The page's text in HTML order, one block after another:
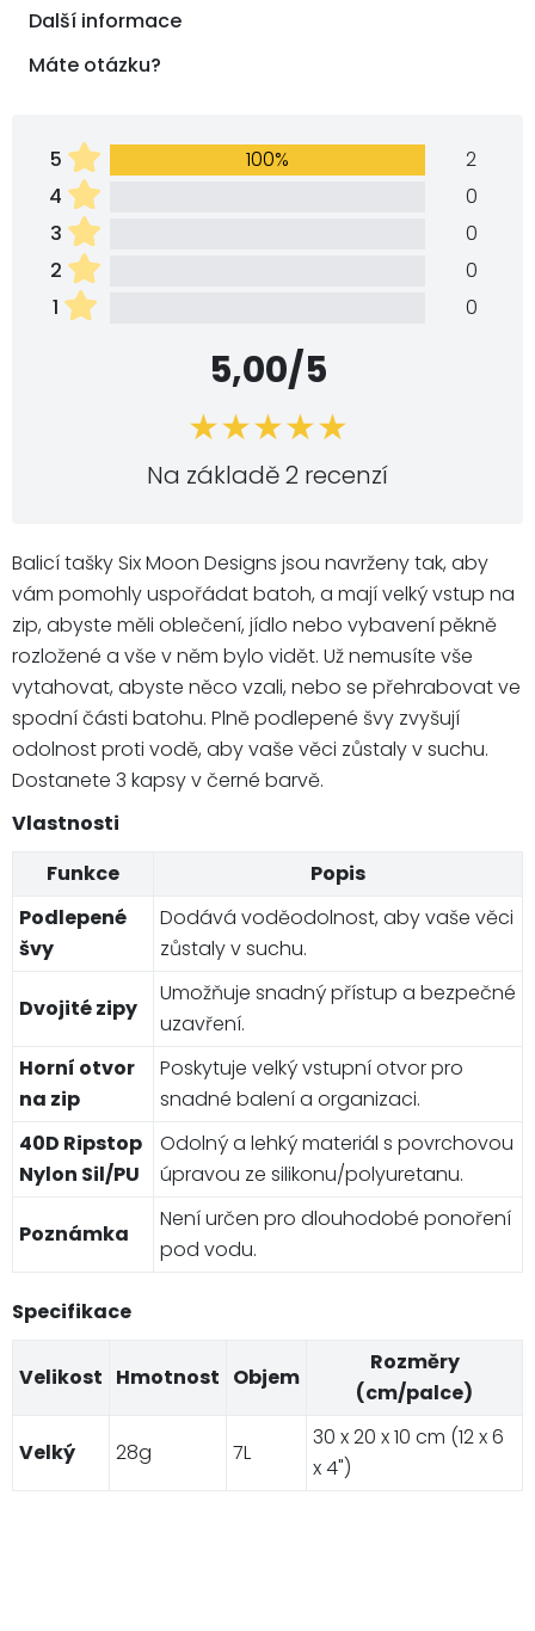
Další informace
Máte otázku?
5 100%
2
4
0
3
0
2
0
1
0
5,00/5
Na základě 2 recenzí
Balicí tašky Six Moon Designs jsou navrženy tak, aby
vám pomohly uspořádat batoh, a mají velký vstup na
zip, abyste měli oblečení, jídlo nebo vybavení pěkně
rozložené a vše v něm bylo vidět. Už nemusíte vše
vytahovat, abyste něco vzali, nebo se přehrabovat ve
spodní části batohu. Plně podlepené švy zvyšují
odolnost proti vodě, aby vaše věci zůstaly v suchu.
Dostanete 3 kapsy v černé barvě.
Vlastnosti
Funkce
Popis
Podlepené
švy
Dodává voděodolnost, aby vaše věci
zůstaly v suchu.
Dvojité zipy
Umožňuje snadný přístup a bezpečné
uzavření.
Horní otvor
na zip
Poskytuje velký vstupní otvor pro
snadné balení a organizaci.
40D Ripstop
Nylon Sil/PU
Odolný a lehký materiál s povrchovou
úpravou ze silikonu/polyuretanu.
Poznámka
Není určen pro dlouhodobé ponoření
pod vodu.
Specifikace
Velikost Hmotnost Objem
Rozměry
(cm/palce)
Velký 28g 7L
30 x 20 x 10 cm (12 x 6
x 4")